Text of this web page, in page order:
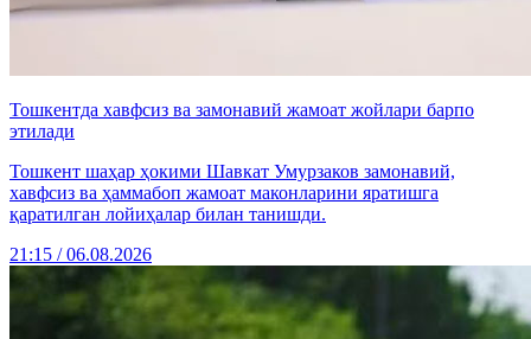
Тошкентда хавфсиз ва замонавий жамоат жойлари барпо
этилади
Тошкент шаҳар ҳокими Шавкат Умурзаков замонавий,
хавфсиз ва ҳаммабоп жамоат маконларини яратишга
қаратилган лойиҳалар билан танишди.
21:15 / 06.08.2026